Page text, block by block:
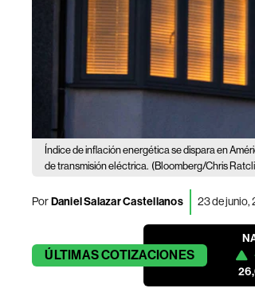
Índice de inflación energética se dispara en
de transmisión eléctrica. (Bloomberg/Chris
PorDaniel Salazar Castellanos 23 de junio,
ÚLTIMASCOTIZACIONES